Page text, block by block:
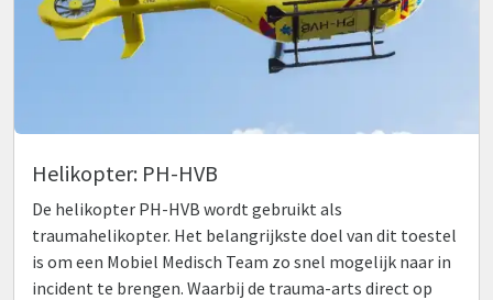
Helikopter: PH-HVB
De helikopter PH-HVB wordt gebruikt als
traumahelikopter. Het belangrijkste doel van dit toestel
is om een Mobiel Medisch Team zo snel mogelijk naar in
incident te brengen. Waarbij de trauma-arts direct op